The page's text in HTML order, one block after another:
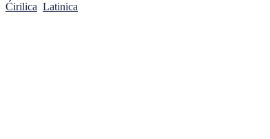
Ćirilica Latinica